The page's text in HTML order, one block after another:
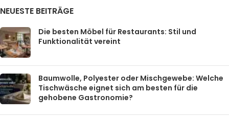
NEUESTE BEITRÄGE
Die besten Möbel für Restaurants: Stil und
Funktionalität vereint
Baumwolle, Polyester oder Mischgewebe: Welche
Tischwäsche eignet sich am besten für die
gehobene Gastronomie?